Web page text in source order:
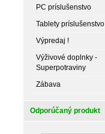
PC príslušenstvo
Tablety príslušenstvo
Výpredaj !
Výživové doplnky -
Superpotraviny
Zábava
Odporúčaný produkt